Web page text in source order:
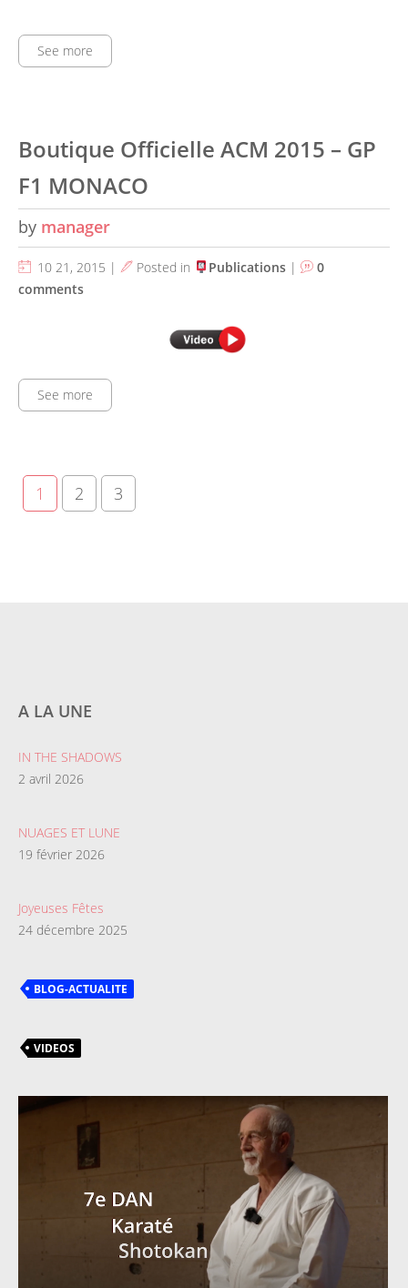
See more
Boutique Officielle ACM 2015 – GP
F1 MONACO
by manager
10 21, 2015 | Posted in Publications|
0
comments
See more
1 2 3
A LA UNE
IN THE SHADOWS
2 avril 2026
NUAGES ET LUNE
19 février 2026
Joyeuses Fêtes
24 décembre 2025
BLOG-ACTUALITE
VIDEOS